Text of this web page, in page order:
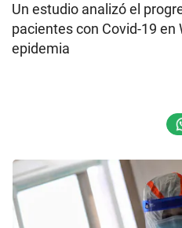
Un estudio analizó el
pacientes con Covid-19 en
epidemia